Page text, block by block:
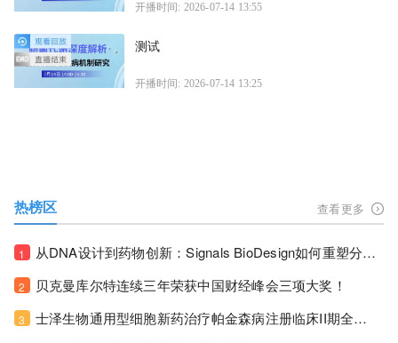
开播时间: 2026-07-14 13:55
测试
开播时间: 2026-07-14 13:25
热榜区 查看更多
1 从DNA设计到药物创新：Signals BioDesign如何重塑分子生物学研发生态！
2 贝克曼库尔特连续三年荣获中国财经峰会三项大奖！
3 士泽生物通用型细胞新药治疗帕金森病注册临床II期全部入组完成！